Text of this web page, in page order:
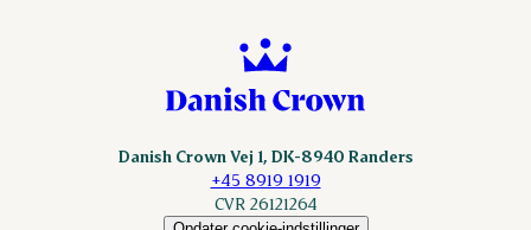
Danish Crown Vej 1, DK-8940 Randers
+45 8919 1919
CVR 26121264